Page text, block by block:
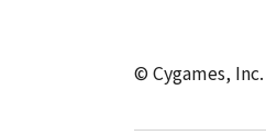
© Cygames, Inc.